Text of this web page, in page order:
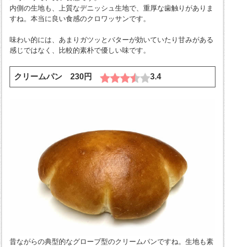
内側の生地も、上質なデニッシュ生地で、重厚な歯触りがありま
すね。本当に良い食感のクロワッサンです。
味わい的には、あまりガツッとバターが効いていたり甘みがある
感じではなく、比較的素朴で優しい味です。
クリームパン 230円 3.4
昔ながらの典型的なグローブ型のクリームパンですね。生地も素